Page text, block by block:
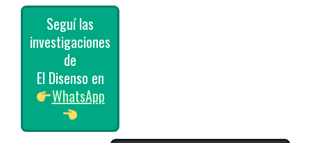
Seguí las
investigaciones
de
El Disenso en
WhatsApp